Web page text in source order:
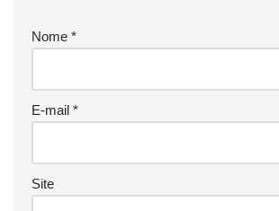
Nome *
E-mail *
Site